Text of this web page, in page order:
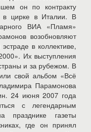
он по контракту
в цирке в Италии. В
ВИА «Пламя»
возобновляют
в коллективе,
Их выступления
и за рубежом. В
свой альбом «Всё
Парамонова
24 июня 2007 года
с легендарным
газеты
где он принял